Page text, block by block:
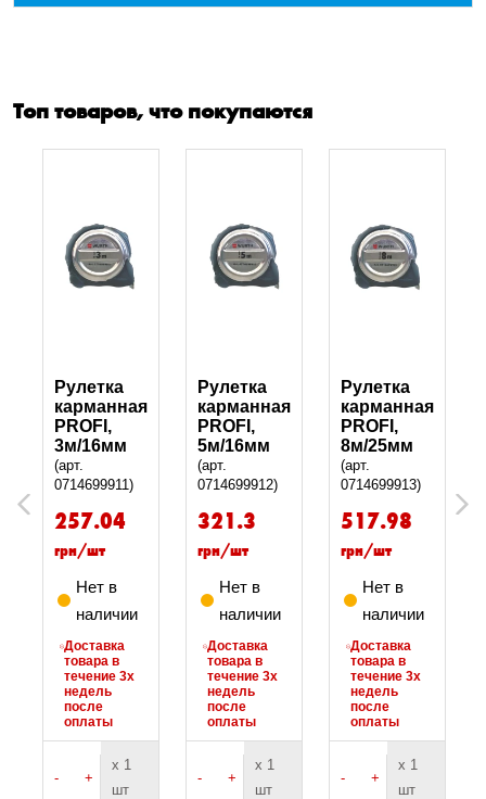
Топ товаров, что покупаются
Previous
Рулетка
карманная
PROFI,
3м/16мм
(арт.
0714699911)
257.04
грн/шт
Нет в
наличии
Доставка
товара в
течение 3х
недель
после
оплаты
- +
х 1
шт
Рулетка
карманная
PROFI,
5м/16мм
(арт.
0714699912)
321.3
грн/шт
Нет в
наличии
Доставка
товара в
течение 3х
недель
после
оплаты
- +
х 1
шт
Рулетка
карманная
PROFI,
8м/25мм
(арт.
0714699913)
517.98
грн/шт
Нет в
наличии
Доставка
товара в
течение 3х
недель
после
оплаты
- +
х 1
шт
Next